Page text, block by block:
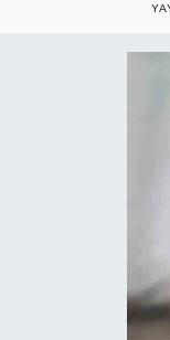
English News